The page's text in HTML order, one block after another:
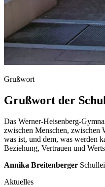
Grußwort
Grußwort der
Das Werner-Heisenberg-
zwischen Menschen, zwischen
was ist, und dem, was werden
Beziehung, Vertrauen und
Annika Breitenberger
Aktuelles